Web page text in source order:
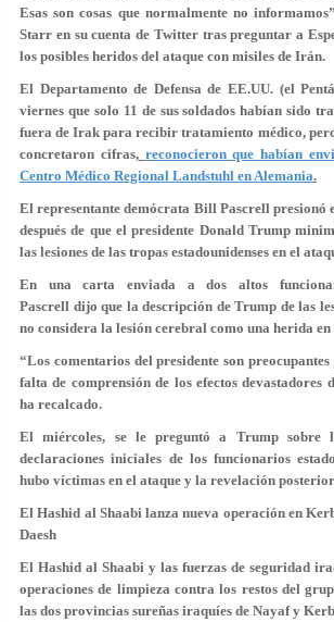
Esas son cosas que normalmente no informamos
Starr en su cuenta de Twitter tras preguntar a
los posibles heridos del ataque con misiles de Irán.
El Departamento de Defensa de EE.UU. (el
viernes que solo 11 de sus soldados habían sido
fuera de Irak para recibir tratamiento médico,
concretaron cifras, reconocieron que habían
Centro Médico Regional Landstuhl en Alemania.
El representante demócrata Bill Pascrell presionó
después de que el presidente Donald Trump
las lesiones de las tropas estadounidenses en el
En una carta enviada a dos altos
Pascrell dijo que la descripción de Trump de las
no considera la lesión cerebral como una herida en
“Los comentarios del presidente son
falta de comprensión de los efectos devastadores
ha recalcado.
El miércoles, se le preguntó a Trump sobre
declaraciones iniciales de los funcionarios
hubo víctimas en el ataque y la revelación
El Hashid al Shaabi lanza nueva operación en
Daesh
El Hashid al Shaabi y las fuerzas de seguridad
operaciones de limpieza contra los restos del
las dos provincias sureñas iraquíes de Nayaf y